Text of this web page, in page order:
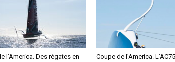
l’America. Des régates en
Coupe de l’America.